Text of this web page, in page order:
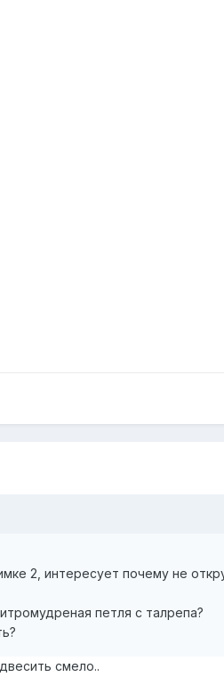
2, интересует почему не
петля с талрепа?
смело..